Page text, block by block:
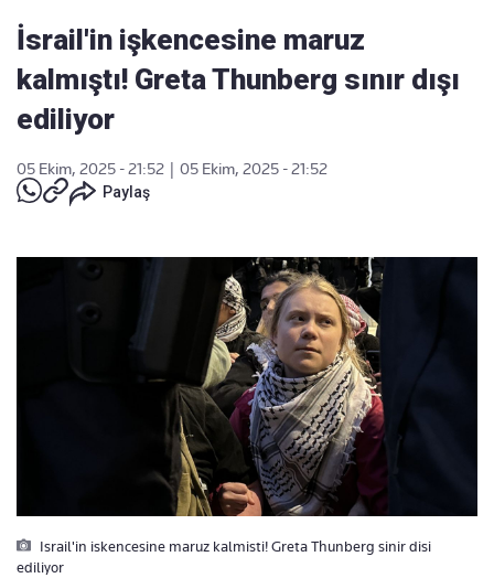
İsrail'in işkencesine maruz
kalmıştı! Greta Thunberg sınır dışı
ediliyor
05 Ekim, 2025 - 21:52
05 Ekim, 2025 - 21:52
Paylaş
Israil'in iskencesine maruz kalmisti! Greta Thunberg sinir disi
ediliyor